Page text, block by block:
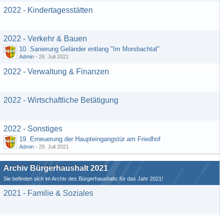
2022 - Kindertagesstätten
2022 - Verkehr & Bauen
10. Sanierung Geländer entlang "Im Morsbachtal"
Admin - 26. Juli 2021
2022 - Verwaltung & Finanzen
2022 - Wirtschaftliche Betätigung
2022 - Sonstiges
19. Erneuerung der Haupteingangstür am Friedhof
Admin - 29. Juli 2021
Archiv Bürgerhaushalt 2021
Sie befinden sich im Archiv des Bürgerhaushalts für das Jahr 2021!
2021 - Familie & Soziales